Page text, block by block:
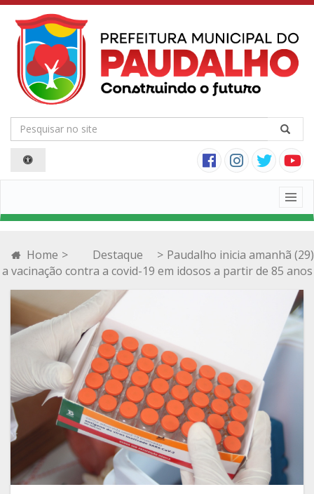
Home > Destaque > Paudalho inicia amanhã (29)
a vacinação contra a covid-19 em idosos a partir de 85 anos